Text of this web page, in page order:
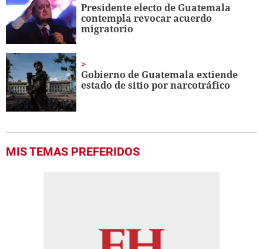
Presidente electo de Guatemala
contempla revocar acuerdo
migratorio
Gobierno de Guatemala extiende
estado de sitio por narcotráfico
MIS TEMAS PREFERIDOS